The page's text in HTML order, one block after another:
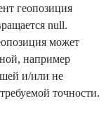
геопозиция
null.
может
например
и/или не
точности.